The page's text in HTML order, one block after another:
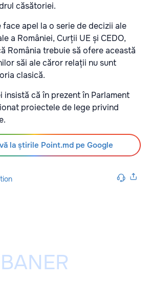
căsătoriei.
face apel la o serie de decizii ale
a României, Curții UE și CEDO,
România trebuie să ofere această
săi ale căror relații nu sunt
clasică.
insistă că în prezent în Parlament
proiectele de lege privind
la știrile Point.md pe Google